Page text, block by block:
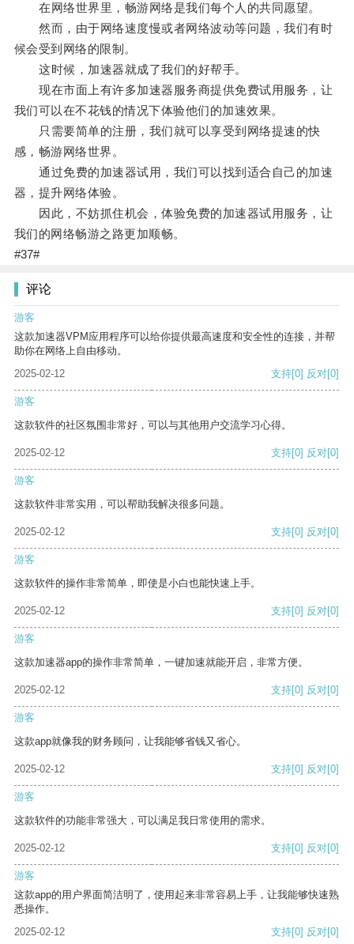
在网络世界里，畅游网络是我们每个人的共同愿望。
然而，由于网络速度慢或者网络波动等问题，我们有时
候会受到网络的限制。
这时候，加速器就成了我们的好帮手。
现在市面上有许多加速器服务商提供免费试用服务，让
我们可以在不花钱的情况下体验他们的加速效果。
只需要简单的注册，我们就可以享受到网络提速的快
感，畅游网络世界。
通过免费的加速器试用，我们可以找到适合自己的加速
器，提升网络体验。
因此，不妨抓住机会，体验免费的加速器试用服务，让
我们的网络畅游之路更加顺畅。
#37#
评论
游客
这款加速器VPM应用程序可以给你提供最高速度和安全性的连接，并帮
助你在网络上自由移动。
2025-02-12
支持[0] 反对[0]
游客
这款软件的社区氛围非常好，可以与其他用户交流学习心得。
2025-02-12 支持[0] 反对[0]
游客
这款软件非常实用，可以帮助我解决很多问题。
2025-02-12 支持[0] 反对[0]
游客
这款软件的操作非常简单，即使是小白也能快速上手。
2025-02-12 支持[0] 反对[0]
游客
这款加速器app的操作非常简单，一键加速就能开启，非常方便。
2025-02-12 支持[0] 反对[0]
游客
这款app就像我的财务顾问，让我能够省钱又省心。
2025-02-12 支持[0] 反对[0]
游客
这款软件的功能非常强大，可以满足我日常使用的需求。
2025-02-12 支持[0] 反对[0]
游客
这款app的用户界面简洁明了，使用起来非常容易上手，让我能够快速熟
悉操作。
2025-02-12
支持[0] 反对[0]